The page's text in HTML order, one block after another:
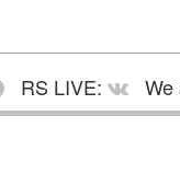
RS LIVE:
We